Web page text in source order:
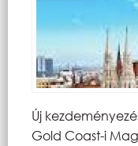
Új
Gold Coast-i